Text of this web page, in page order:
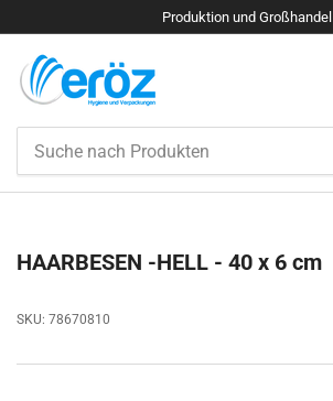
Produktion und Großhandel
HAARBESEN -HELL - 40 x 6 cm
SKU: 78670810